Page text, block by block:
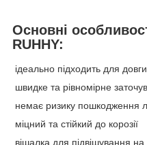
Основні
RUHHY:
ідеально підходить для
швидке та рівномірне
немає ризику пошкодження
міцний та стійкий до корозії
вішалка для підвішування на